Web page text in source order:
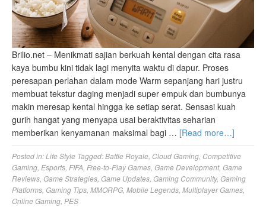
Brilio.net – Menikmati sajian berkuah kental dengan cita rasa
kaya bumbu kini tidak lagi menyita waktu di dapur. Proses
peresapan perlahan dalam mode Warm sepanjang hari justru
membuat tekstur daging menjadi super empuk dan bumbunya
makin meresap kental hingga ke setiap serat. Sensasi kuah
gurih hangat yang menyapa usai beraktivitas seharian
memberikan kenyamanan maksimal bagi … [Read more…]
Posted in:Life Style Tagged:Battle Royale Cloud Gaming Competitive
Gaming Esports FIFA Free-to-Play Games Game Development, Game
Reviews Game Strategies Game Updates Gaming Community, Gaming
Platforms Gaming Tips MMORPG Mobile Legends Multiplayer Games
Online Gaming PES